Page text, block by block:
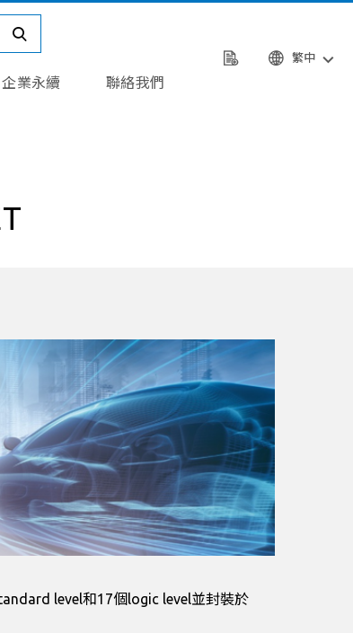
企業永續 聯絡我們
繁中
level和17個logic level並封裝於